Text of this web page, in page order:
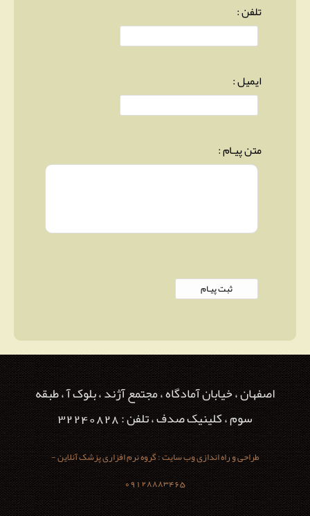
تلفن :
ایمیل :
متن پیـام :
اصفهان ، خیابان آمادگاه ، مجتمع آژند ، بلوک آ ، طبقه
سوم ، کلینیک صدف ، تلفن : 32240828
طراحی و راه اندازی وب سایت : گروه نرم افزاری پزشک آنلاین -
09128883465